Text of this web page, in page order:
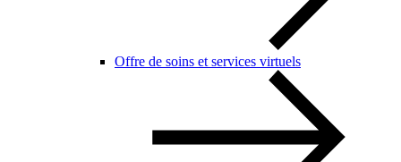
Offre de soins et services virtuels